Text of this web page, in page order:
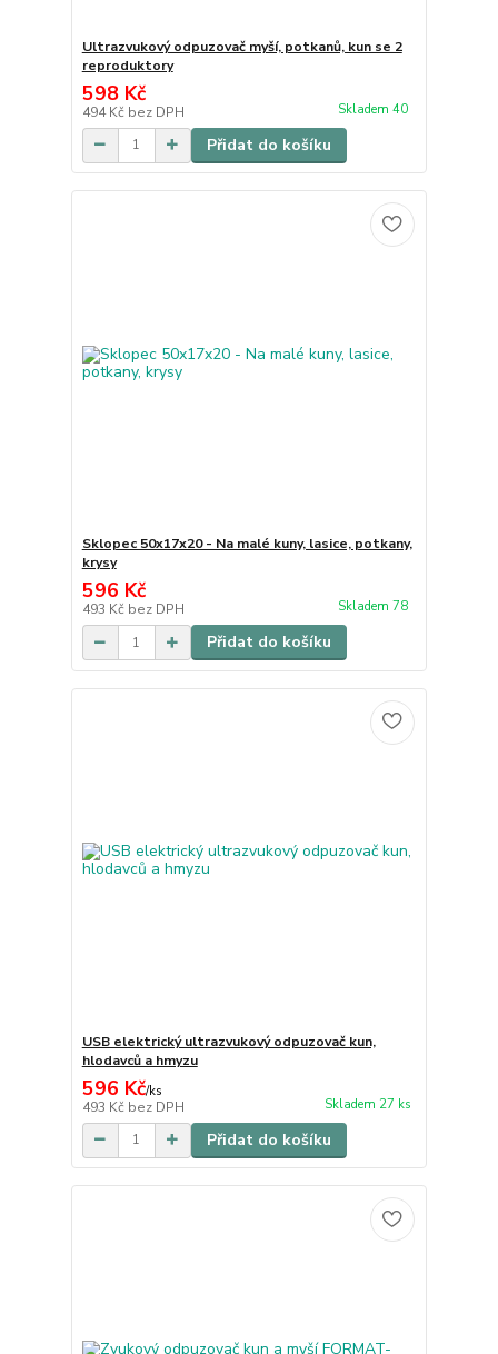
Ultrazvukový odpuzovač myší, potkanů, kun se 2
reproduktory
598 Kč
494 Kč bez DPH Skladem 40
Přidat do košíku
Sklopec 50x17x20 - Na malé kuny, lasice, potkany,
krysy
596 Kč
493 Kč bez DPH Skladem 78
Přidat do košíku
USB elektrický ultrazvukový odpuzovač kun,
hlodavců a hmyzu
596 Kč/ks
493 Kč bez DPH Skladem 27 ks
Přidat do košíku